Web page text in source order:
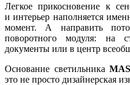
Легкое прикосновение к
и интерьер наполняется
момент. А направить
поворотного модуля: на
документы или в центр
Основание светильника
это не просто дизайнерская